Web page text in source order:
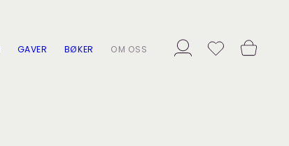
GAVER BØKER OM OSS